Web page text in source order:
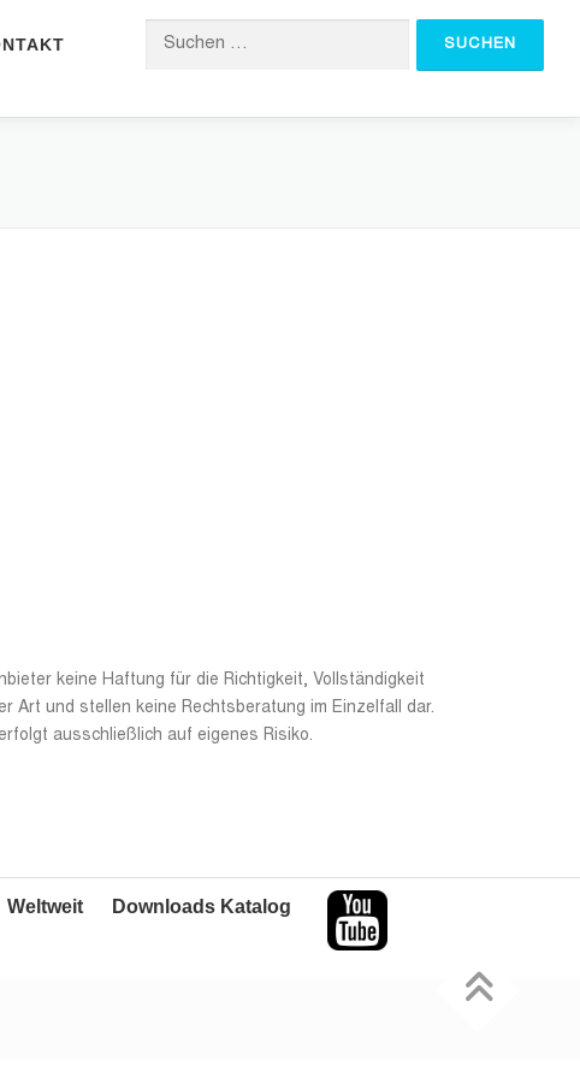
Suchen nach:
keine Haftung für die Richtigkeit, Vollständigkeit
Art und stellen keine Rechtsberatung im Einzelfall dar.
ausschließlich auf eigenes Risiko.
Weltweit Downloads Katalog